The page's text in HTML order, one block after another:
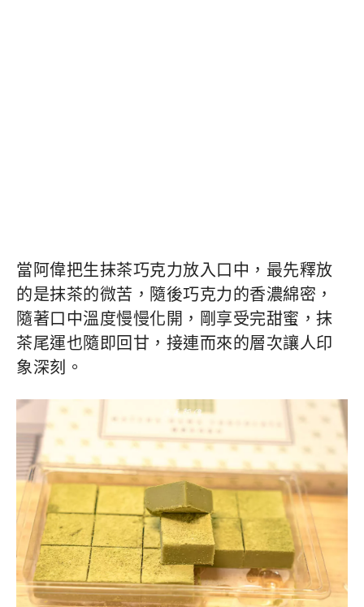
當阿偉把生抹茶巧克力放入口中，最先釋放
的是抹茶的微苦，隨後巧克力的香濃綿密，
隨著口中溫度慢慢化開，剛享受完甜蜜，抹
茶尾運也隨即回甘，接連而來的層次讓人印
象深刻。